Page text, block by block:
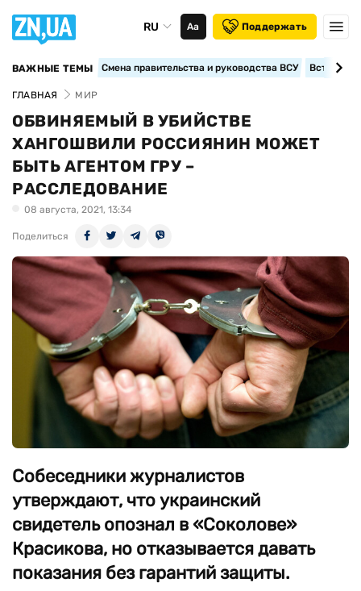
RU Аа Поддержать
ВАЖНЫЕ ТЕМЫ Смена правительства и руководства ВСУ
ГЛАВНАЯ МИР
ОБВИНЯЕМЫЙ В УБИЙСТВЕ
ХАНГОШВИЛИ РОССИЯНИН МОЖЕТ
БЫТЬ АГЕНТОМ ГРУ –
РАССЛЕДОВАНИЕ
08 августа, 2021, 13:34
Поделиться
Собеседники журналистов
утверждают, что украинский
свидетель опознал в «Соколове»
Красикова, но отказывается давать
показания без гарантий защиты.